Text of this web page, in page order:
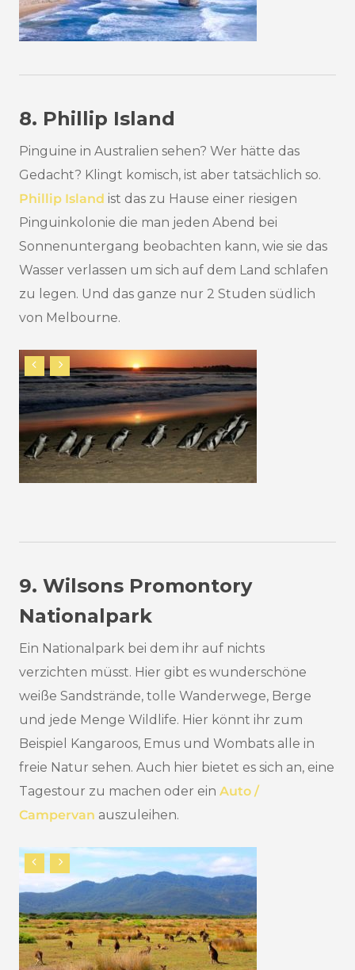
8. Phillip Island
Pinguine in Australien sehen? Wer hätte das
Gedacht? Klingt komisch, ist aber tatsächlich so.
Phillip Island ist das zu Hause einer riesigen
Pinguinkolonie die man jeden Abend bei
Sonnenuntergang beobachten kann, wie sie das
Wasser verlassen um sich auf dem Land schlafen
zu legen. Und das ganze nur 2 Studen südlich
von Melbourne.
9. Wilsons Promontory
Nationalpark
Ein Nationalpark bei dem ihr auf nichts
verzichten müsst. Hier gibt es wunderschöne
weiße Sandstrände, tolle Wanderwege, Berge
und jede Menge Wildlife. Hier könnt ihr zum
Beispiel Kangaroos, Emus und Wombats alle in
freie Natur sehen. Auch hier bietet es sich an, eine
Tagestour zu machen oder einAuto /
Campervan auszuleihen.